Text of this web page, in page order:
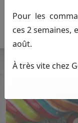
Pour les
ces 2 semaines,
août.
À très vite chez